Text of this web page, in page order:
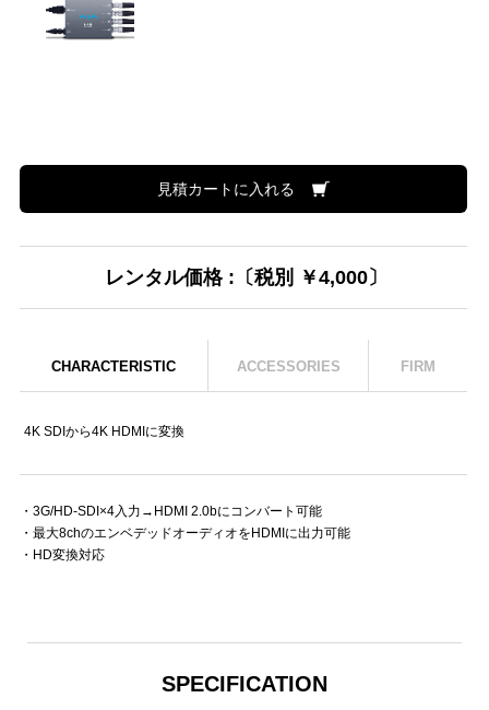
見積カートに入れる
レンタル価格 :〔税別 ￥4,000〕
CHARACTERISTIC ACCESSORIES FIRM
4K SDIから4K HDMIに変換
・3G/HD-SDI×4入力→HDMI 2.0bにコンバート可能
・最大8chのエンベデッドオーディオをHDMIに出力可能
・HD変換対応
SPECIFICATION